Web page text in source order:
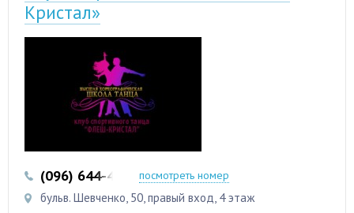
Кристал»
(096) 644-44-46посмотреть номер
бульв. Шевченко, 50, правый вход, 4 этаж